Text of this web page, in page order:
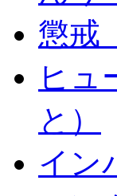
懲戒
ヒュ
と）
イン